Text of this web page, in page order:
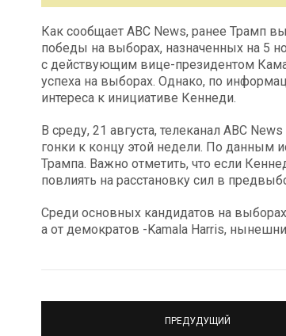
Как сообщает ABC News, ранее Трамп
победы на выборах, назначенных на 5
с действующим вице-президентом
успеха на выборах. Однако, по
интереса к инициативе Кеннеди.
В среду, 21 августа, телеканал ABC
гонки к концу этой недели. По данным
Трампа. Важно отметить, что если
повлиять на расстановку сил в
Среди основных кандидатов на
а от демократов -Kamala Harris,
ПРЕДУДУЩИЙ